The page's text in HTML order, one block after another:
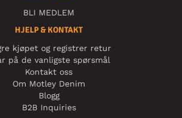
BLI MEDLEM
HJELP & KONTAKT
kjøpet og registrer retur
på de vanligste spørsmål
Kontakt oss
Om Motley Denim
Blogg
B2B Inquiries